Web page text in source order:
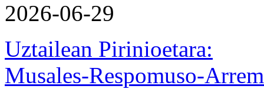
2026-06-29
Uztailean Pirinioetara:
Musales-Respomuso-